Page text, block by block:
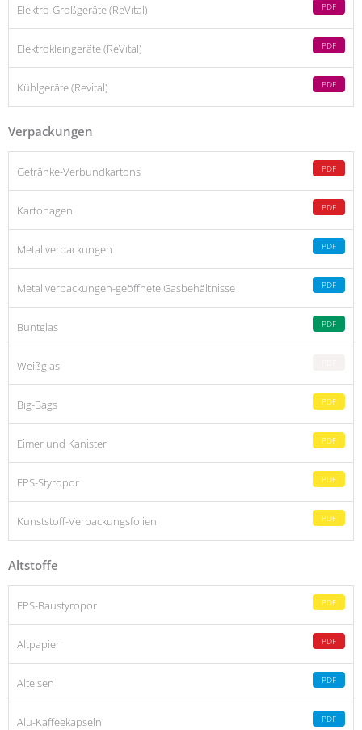
Elektro-Großgeräte (ReVital) PDF
Elektrokleingeräte (ReVital) PDF
Kühlgeräte (Revital) PDF
Verpackungen
Getränke-Verbundkartons PDF
Kartonagen PDF
Metallverpackungen PDF
Metallverpackungen-geöffnete Gasbehältnisse PDF
Buntglas PDF
Weißglas
Big-Bags PDF
Eimer und Kanister PDF
EPS-Styropor PDF
Kunststoff-Verpackungsfolien PDF
Altstoffe
EPS-Baustyropor PDF
Altpapier PDF
Alteisen PDF
Alu-Kaffeekapseln PDF